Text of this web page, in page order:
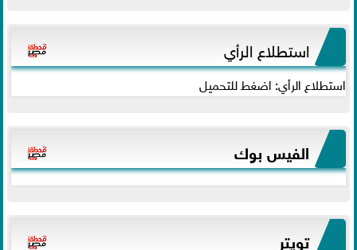
استطلاع الرأي
استطلاع الرأي: اضغط للتحميل
الفيس بوك
تويتر